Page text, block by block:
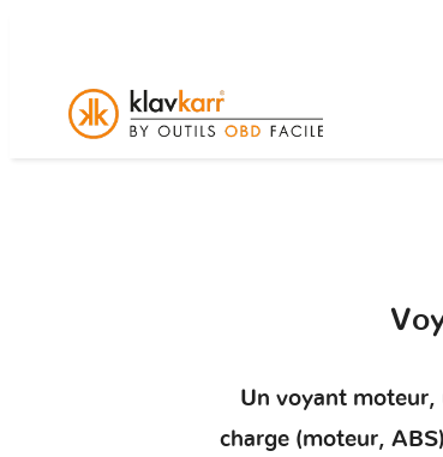
Un voyant moteur,
charge (moteur,